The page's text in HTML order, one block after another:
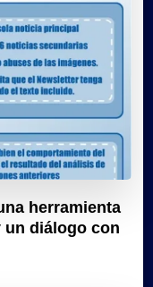
herramienta
un diálogo con